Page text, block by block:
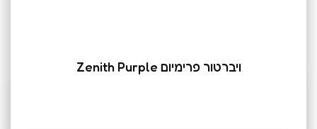
ויברטור פרימיום Zenith Purple